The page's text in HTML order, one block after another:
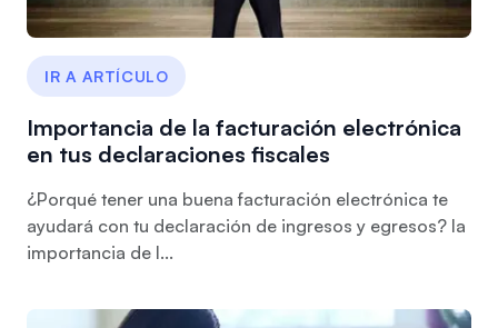
IR A ARTÍCULO
Importancia de la facturación electrónica
en tus declaraciones fiscales
¿Porqué tener una buena facturación electrónica te
ayudará con tu declaración de ingresos y egresos? la
importancia de l...